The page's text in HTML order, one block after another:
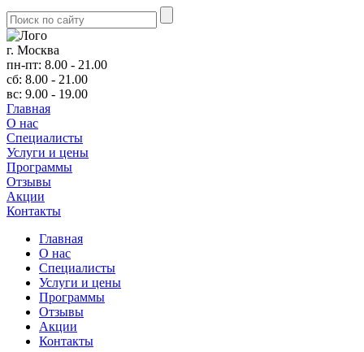
г. Москва
пн-пт: 8.00 - 21.00
сб: 8.00 - 21.00
вс: 9.00 - 19.00
Главная
О нас
Cпециалисты
Услуги и цены
Программы
Отзывы
Акции
Контакты
Главная
О нас
Cпециалисты
Услуги и цены
Программы
Отзывы
Акции
Контакты